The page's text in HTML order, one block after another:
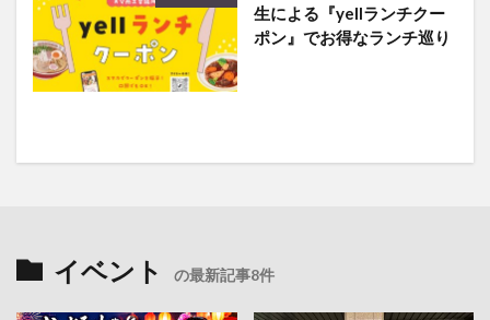
生による『yellランチクー
ポン』でお得なランチ巡り
イベント の最新記事8件